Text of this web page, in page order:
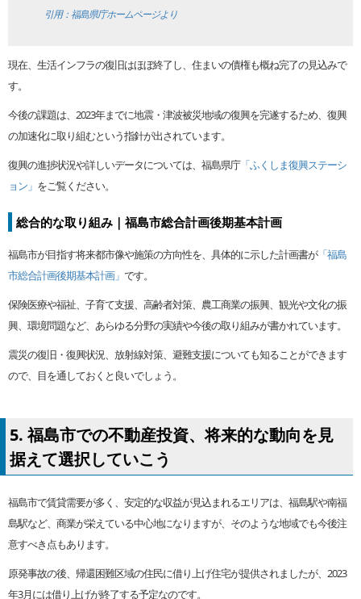
引用：福島県庁ホームページより
現在、生活インフラの復旧はほぼ終了し、住まいの債権も概ね完了の見込みで
す。
今後の課題は、2023年までに地震・津波被災地域の復興を完遂するため、復興
の加速化に取り組むという指針が出されています。
復興の進捗状況や詳しいデータについては、福島県庁「ふくしま復興ステーシ
ョン」 をご覧ください。
総合的な取り組み｜福島市総合計画後期基本計画
福島市が目指す将来都市像や施策の方向性を、具体的に示した計画書が「福島
市総合計画後期基本計画」 です。
保険医療や福祉、子育て支援、高齢者対策、農工商業の振興、観光や文化の振
興、環境問題など、あらゆる分野の実績や今後の取り組みが書かれています。
震災の復旧・復興状況、放射線対策、避難支援についても知ることができます
ので、目を通しておくと良いでしょう。
5. 福島市での不動産投資、将来的な動向を見
据えて選択していこう
福島市で賃貸需要が多く、安定的な収益が見込まれるエリアは、福島駅や南福
島駅など、商業が栄えている中心地になりますが、そのような地域でも今後注
意すべき点もあります。
原発事故の後、帰還困難区域の住民に借り上げ住宅が提供されましたが、2023
年3月には借り上げが終了する予定なのです。